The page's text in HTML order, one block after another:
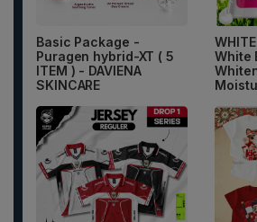
Basic Package -
Puragen hybrid-XT ( 5
ITEM ) - DAVIENA
SKINCARE
White